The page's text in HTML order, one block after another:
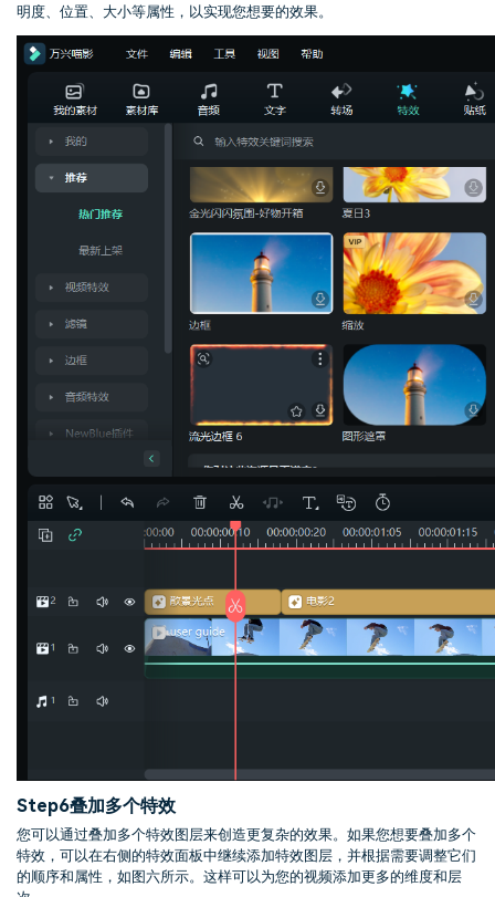
明度、位置、大小等属性，以实现您想要的效果。
Step6叠加多个特效
您可以通过叠加多个特效图层来创造更复杂的效果。如果您想要叠加多个
特效，可以在右侧的特效面板中继续添加特效图层，并根据需要调整它们
的顺序和属性，如图六所示。这样可以为您的视频添加更多的维度和层